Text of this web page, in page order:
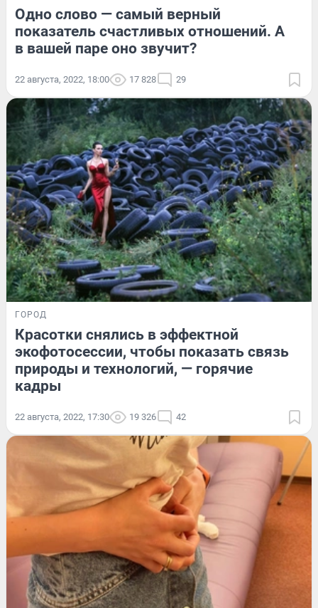
Одно слово — самый верный
показатель счастливых отношений. А
в вашей паре оно звучит?
22 августа, 2022, 18:00 17 828 29
ГОРОД
Красотки снялись в эффектной
экофотосессии, чтобы показать связь
природы и технологий, — горячие
кадры
22 августа, 2022, 17:30 19 326 42